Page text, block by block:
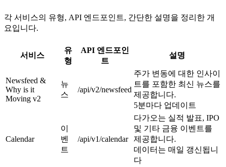
각 서비스의 유형, API 엔드포인트, 간단한 설명을 정리한 개
요입니다.
서비스
유
형
API 엔드포인
트
설명
Newsfeed &
Why is it
Moving v2
뉴
스
/api/v2/newsfeed
주가 변동에 대한 인사이
트를 포함한 최신 뉴스를
제공합니다.
5분마다 업데이트
Calendar
이
벤
트
/api/v1/calendar
다가오는 실적 발표, IPO
및 기타 금융 이벤트를
제공합니다.
데이터는 매일 갱신됩니
다